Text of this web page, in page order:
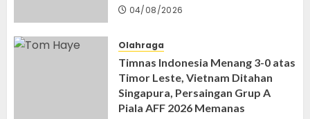
04/08/2026
Olahraga
Timnas Indonesia Menang 3-0 atas
Timor Leste, Vietnam Ditahan
Singapura, Persaingan Grup A
Piala AFF 2026 Memanas